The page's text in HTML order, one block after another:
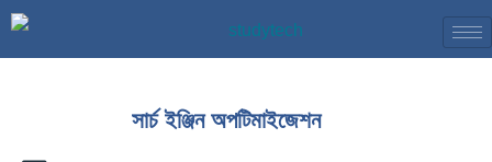
Skip
সার্চ ইঞ্জিন অপটিমাইজেশন